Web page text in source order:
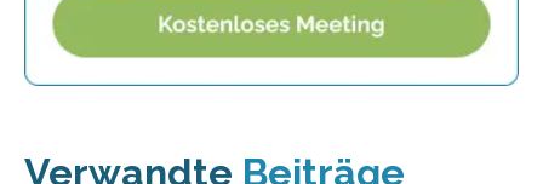
Verwandte Beiträge